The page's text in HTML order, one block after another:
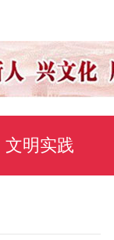
文明实践